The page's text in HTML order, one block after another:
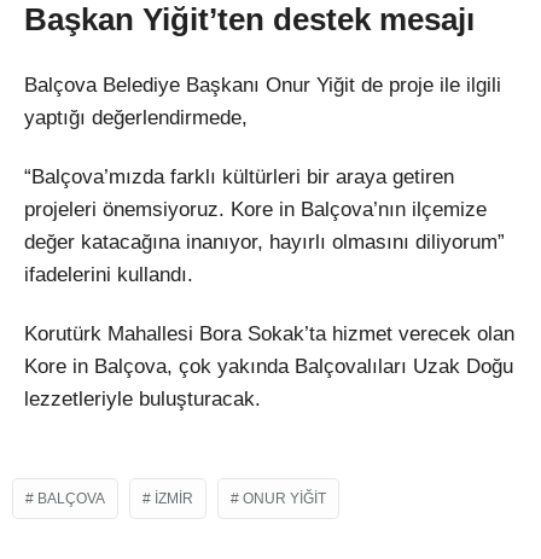
Başkan Yiğit’ten destek mesajı
Balçova Belediye Başkanı Onur Yiğit de proje ile ilgili
yaptığı değerlendirmede,
“Balçova’mızda farklı kültürleri bir araya getiren
projeleri önemsiyoruz. Kore in Balçova’nın ilçemize
değer katacağına inanıyor, hayırlı olmasını diliyorum”
ifadelerini kullandı.
Korutürk Mahallesi Bora Sokak’ta hizmet verecek olan
Kore in Balçova, çok yakında Balçovalıları Uzak Doğu
lezzetleriyle buluşturacak.
BALÇOVA IZMIR ONUR YIĞIT